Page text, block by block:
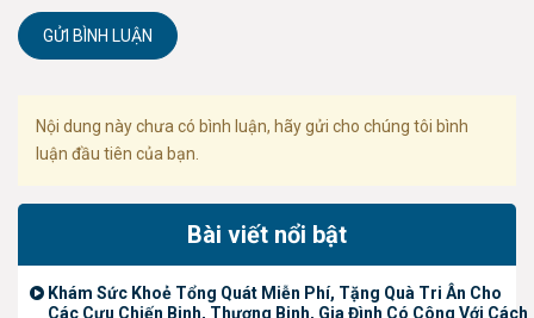
GỬI BÌNH LUẬN
Nội dung này chưa có bình luận, hãy gửi cho chúng tôi bình
luận đầu tiên của bạn.
Bài viết nổi bật
Khám Sức Khoẻ Tổng Quát Miễn Phí, Tặng Quà Tri Ân Cho
Các Cựu Chiến Binh, Thương Binh, Gia Đình Có Công Với Cách